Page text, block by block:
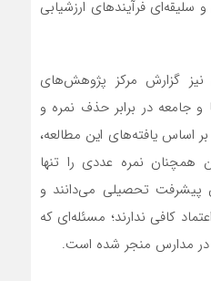
فرآیندهای ارزشیابی
گزارش مرکز پژوهش‌های
جامعه در برابر حذف نمره و
اساس یافته‌های این مطالعه،
همچنان نمره عددی را تنها
پیشرفت تحصیلی می‌دانند و
کافی ندارند؛ مسئله‌ای که
در مدارس منجر شده است.